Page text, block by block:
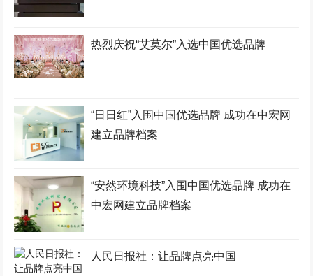
热烈庆祝“艾莫尔”入选中国优选品牌
“日日红”入围中国优选品牌 成功在中宏网
建立品牌档案
“安然环境科技”入围中国优选品牌 成功在
中宏网建立品牌档案
人民日报社：让品牌点亮中国